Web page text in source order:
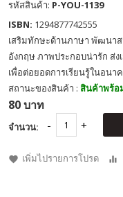
รหัสสินค้า: P-YOU-1139
ISBN: 1294877742555
เสริมทักษะด้านภาษา พัฒนา
อังกฤษ ภาพประกอบน่ารัก ส่
เพื่อต่อยอดการเรียนรู้ในอนา
สถานะของสินค้า : สินค้าพร้อ
80 บาท
จำนวน:
เพิ่มไปรายการโปรด